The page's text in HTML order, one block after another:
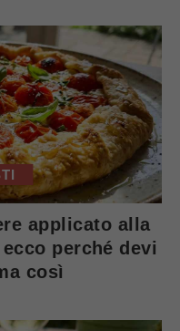
applicato alla
perché devi
così